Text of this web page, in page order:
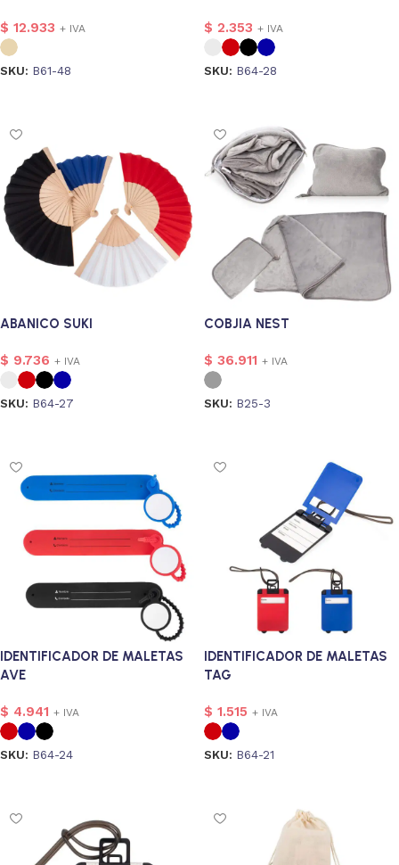
$ 12.933 + IVA
SKU: B61-48
$ 2.353 + IVA
SKU: B64-28
ABANICO SUKI
$ 9.736 + IVA
SKU: B64-27
COBJIA NEST
$ 36.911 + IVA
SKU: B25-3
IDENTIFICADOR DE MALETAS
AVE
$ 4.941 + IVA
SKU: B64-24
IDENTIFICADOR DE MALETAS
TAG
$ 1.515 + IVA
SKU: B64-21